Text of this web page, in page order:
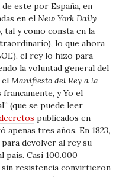
este por España, en
en elNew York Daily
tal y como consta en la
lo que ahora
el rey lo hizo para
la voluntad general del
elManifiesto del Rey a la
y Yo el
(que se puede leer
publicados en
apenas tres años. En 1823,
devolver al rey su
país. Casi 100.000
sin resistencia convirtieron